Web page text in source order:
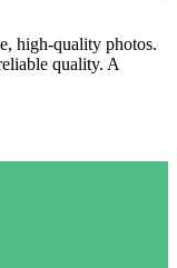
high‑quality photos.
quality. A